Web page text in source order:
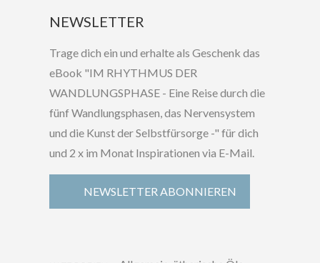
NEWSLETTER
Trage dich ein und erhalte als Geschenk das
eBook "IM RHYTHMUS DER
WANDLUNGSPHASE - Eine Reise durch die
fünf Wandlungsphasen, das Nervensystem
und die Kunst der Selbstfürsorge -" für dich
und 2 x im Monat Inspirationen via E-Mail.
NEWSLETTER ABONNIEREN